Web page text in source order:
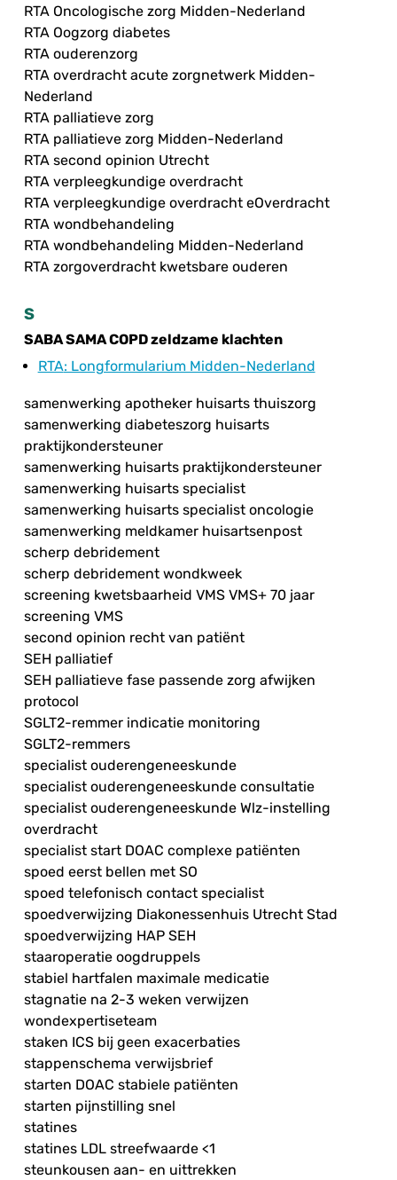
RTA Oncologische zorg Midden-Nederland
RTA Oogzorg diabetes
RTA ouderenzorg
RTA overdracht acute zorgnetwerk Midden-
Nederland
RTA palliatieve zorg
RTA palliatieve zorg Midden-Nederland
RTA second opinion Utrecht
RTA verpleegkundige overdracht
RTA verpleegkundige overdracht eOverdracht
RTA wondbehandeling
RTA wondbehandeling Midden-Nederland
RTA zorgoverdracht kwetsbare ouderen
S
SABA SAMA COPD zeldzame klachten
RTA: Longformularium Midden-Nederland
samenwerking apotheker huisarts thuiszorg
samenwerking diabeteszorg huisarts
praktijkondersteuner
samenwerking huisarts praktijkondersteuner
samenwerking huisarts specialist
samenwerking huisarts specialist oncologie
samenwerking meldkamer huisartsenpost
scherp debridement
scherp debridement wondkweek
screening kwetsbaarheid VMS VMS+ 70 jaar
screening VMS
second opinion recht van patiënt
SEH palliatief
SEH palliatieve fase passende zorg afwijken
protocol
SGLT2-remmer indicatie monitoring
SGLT2-remmers
specialist ouderengeneeskunde
specialist ouderengeneeskunde consultatie
specialist ouderengeneeskunde Wlz-instelling
overdracht
specialist start DOAC complexe patiënten
spoed eerst bellen met SO
spoed telefonisch contact specialist
spoedverwijzing Diakonessenhuis Utrecht Stad
spoedverwijzing HAP SEH
staaroperatie oogdruppels
stabiel hartfalen maximale medicatie
stagnatie na 2-3 weken verwijzen
wondexpertiseteam
staken ICS bij geen exacerbaties
stappenschema verwijsbrief
starten DOAC stabiele patiënten
starten pijnstilling snel
statines
statines LDL streefwaarde <1
steunkousen aan- en uittrekken